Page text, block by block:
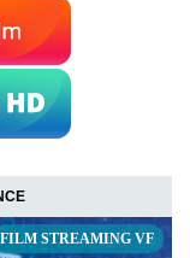
FILM STREAMING VF